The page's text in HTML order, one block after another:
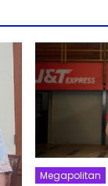
Megapolitan